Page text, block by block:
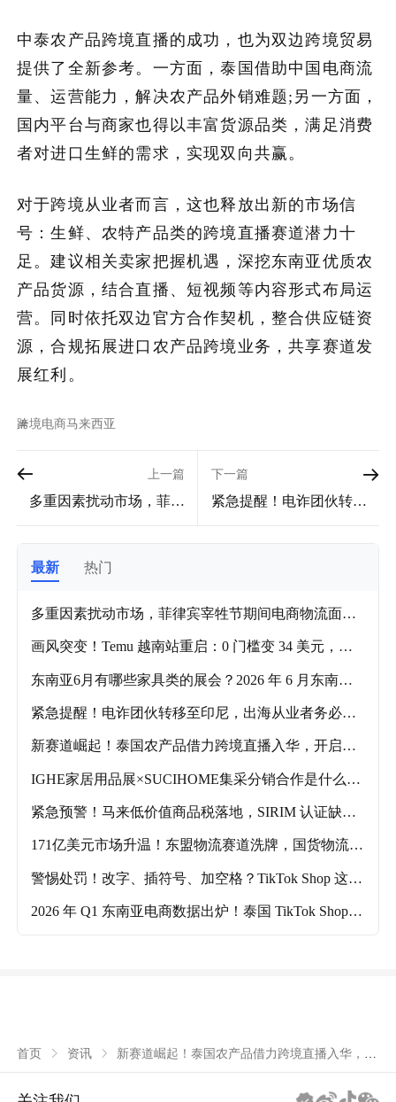
中泰农产品跨境直播的成功，也为双边跨境贸易
提供了全新参考。一方面，泰国借助中国电商流
量、运营能力，解决农产品外销难题;另一方面，
国内平台与商家也得以丰富货源品类，满足消费
者对进口生鲜的需求，实现双向共赢。
对于跨境从业者而言，这也释放出新的市场信
号：生鲜、农特产品类的跨境直播赛道潜力十
足。建议相关卖家把握机遇，深挖东南亚优质农
产品货源，结合直播、短视频等内容形式布局运
营。同时依托双边官方合作契机，整合供应链资
源，合规拓展进口农产品跨境业务，共享赛道发
展红利。
跨境电商马来西亚
上一篇
多重因素扰动市场，菲律
下一篇
紧急提醒！电诈团伙转移
最新
热门
多重因素扰动市场，菲律宾宰牲节期间电商物流面临
画风突变！Temu 越南站重启：0 门槛变 34 美元，老
东南亚6月有哪些家具类的展会？2026 年 6 月东南亚
紧急提醒！电诈团伙转移至印尼，出海从业者务必提
新赛道崛起！泰国农产品借力跨境直播入华，开启外
IGHE家居用品展×SUCIHOME集采分销合作是什么？
紧急预警！马来低价值商品税落地，SIRIM 认证缺失
171亿美元市场升温！东盟物流赛道洗牌，国货物流强
警惕处罚！改字、插符号、加空格？TikTok Shop 这类
2026 年 Q1 东南亚电商数据出炉！泰国 TikTok Shop
首页 资讯
新赛道崛起！泰国农产品借力跨境直播入华，开